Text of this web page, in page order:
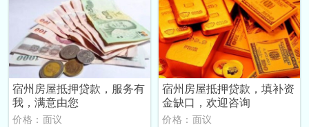
宿州房屋抵押贷款，服务有
我，满意由您
价格：面议
宿州房屋抵押贷款，填补资
金缺口，欢迎咨询
价格：面议